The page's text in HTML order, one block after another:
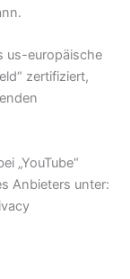
us-europäische
zertifiziert,
„YouTube“
Anbieters unter: